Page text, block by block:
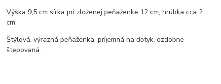
Výška 9,5 cm šírka pri zloženej peňaženke 12 cm, hrúbka cca 2
cm.
Štýlová, výrazná peňaženka, príjemná na dotyk, ozdobne
štepovaná.